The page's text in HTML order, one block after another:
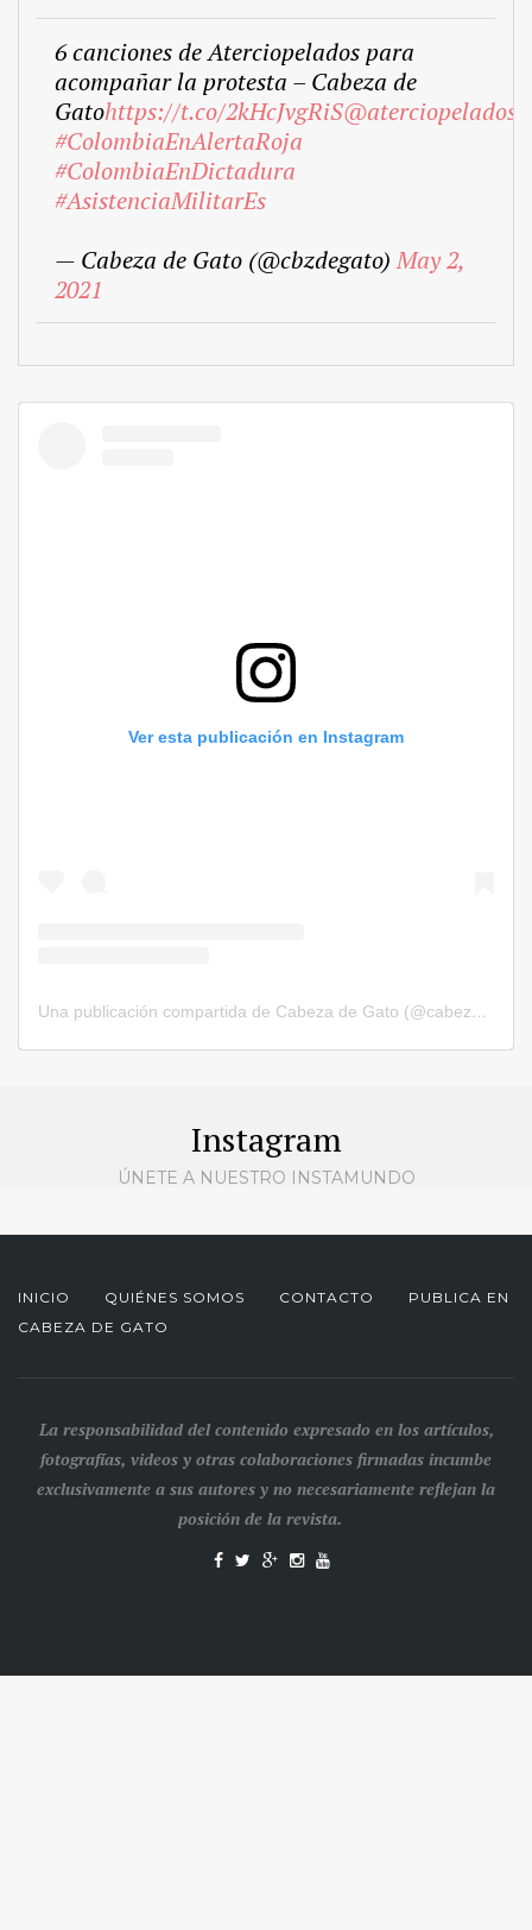
6 canciones de Aterciopelados para
acompañar la protesta – Cabeza de
Gatohttps://t.co/2kHcJvgRiS@aterciopelados
#ColombiaEnAlertaRoja
#ColombiaEnDictadura
#AsistenciaMilitarEs
— Cabeza de Gato (@cbzdegato)May 2,
2021
Ver esta publicación en Instagram
Una publicación compartida de Cabeza de Gato (@cabezadegatorevista)
Instagram
ÚNETE A NUESTRO INSTAMUNDO
INICIO QUIÉNES SOMOS CONTACTO
PUBLICA EN
CABEZA DE GATO
La responsabilidad del contenido expresado en los artículos,
fotografías, videos y otras colaboraciones firmadas incumbe
exclusivamente a sus autores y no necesariamente reflejan la
posición de la revista.